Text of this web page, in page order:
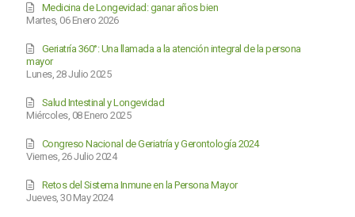
Martes, 06 Enero 2026
Medicina de Longevidad: ganar años bien
Lunes, 28 Julio 2025
Geriatría 360°: Una llamada a la atención integral de la persona
mayor
Miércoles, 08 Enero 2025
Salud Intestinal y Longevidad
Viernes, 26 Julio 2024
Congreso Nacional de Geriatría y Gerontología 2024
Jueves, 30 May 2024
Retos del Sistema Inmune en la Persona Mayor